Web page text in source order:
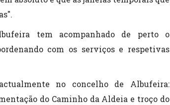
tem acompanhado de perto o
com os serviços e respetivas
no concelho de Albufeira:
do Caminho da Aldeia e troço do